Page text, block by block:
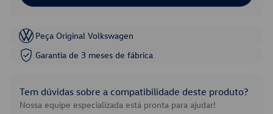
Peça Original Volkswagen
Garantia de 3 meses de fábrica
Tem dúvidas sobre a compatibilidade deste produto?
Nossa equipe especializada está pronta para ajudar!